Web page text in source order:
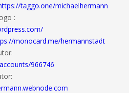
taggo.one/michaelhermann
:
monocard.me/hermannstadt
966746